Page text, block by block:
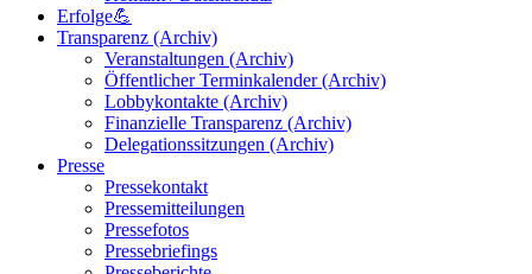
Erfolge💪
Transparenz (Archiv)
Veranstaltungen (Archiv)
Öffentlicher Terminkalender (Archiv)
Lobbykontakte (Archiv)
Finanzielle Transparenz (Archiv)
Delegationssitzungen (Archiv)
Presse
Pressekontakt
Pressemitteilungen
Pressefotos
Pressebriefings